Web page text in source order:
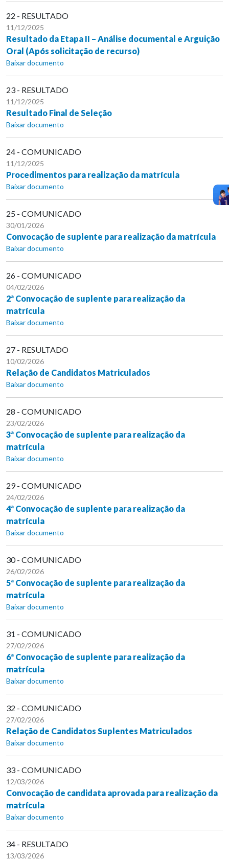
22 - RESULTADO
11/12/2025
Resultado da Etapa II – Análise documental e Arguição
Oral (Após solicitação de recurso)
Baixar documento
23 - RESULTADO
11/12/2025
Resultado Final de Seleção
Baixar documento
24 - COMUNICADO
11/12/2025
Procedimentos para realização da matrícula
Baixar documento
25 - COMUNICADO
30/01/2026
Convocação de suplente para realização da matrícula
Baixar documento
26 - COMUNICADO
04/02/2026
2ª Convocação de suplente para realização da
matrícula
Baixar documento
27 - RESULTADO
10/02/2026
Relação de Candidatos Matriculados
Baixar documento
28 - COMUNICADO
23/02/2026
3ª Convocação de suplente para realização da
matrícula
Baixar documento
29 - COMUNICADO
24/02/2026
4ª Convocação de suplente para realização da
matrícula
Baixar documento
30 - COMUNICADO
26/02/2026
5ª Convocação de suplente para realização da
matrícula
Baixar documento
31 - COMUNICADO
27/02/2026
6ª Convocação de suplente para realização da
matrícula
Baixar documento
32 - COMUNICADO
27/02/2026
Relação de Candidatos Suplentes Matriculados
Baixar documento
33 - COMUNICADO
12/03/2026
Convocação de candidata aprovada para realização da
matrícula
Baixar documento
34 - RESULTADO
13/03/2026